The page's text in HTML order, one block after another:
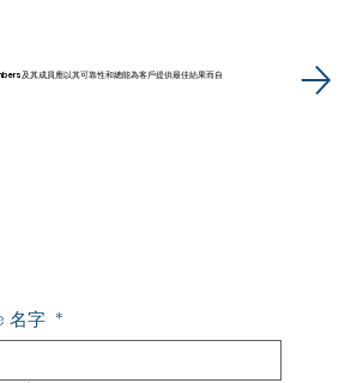
及其成員應以其可靠性和總能為客戶提供最佳結果而自
名字 *